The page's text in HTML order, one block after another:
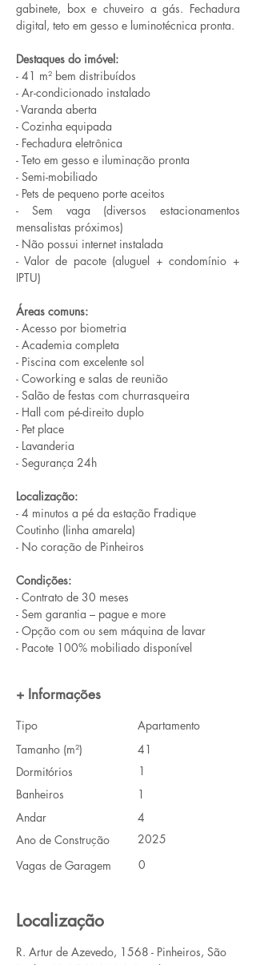
gabinete, box e chuveiro a gás. Fechadura
digital, teto em gesso e luminotécnica pronta.
Destaques do imóvel:
- 41 m² bem distribuídos
- Ar-condicionado instalado
- Varanda aberta
- Cozinha equipada
- Fechadura eletrônica
- Teto em gesso e iluminação pronta
- Semi-mobiliado
- Pets de pequeno porte aceitos
- Sem vaga (diversos estacionamentos
mensalistas próximos)
- Não possui internet instalada
- Valor de pacote (aluguel + condomínio +
IPTU)
Áreas comuns:
- Acesso por biometria
- Academia completa
- Piscina com excelente sol
- Coworking e salas de reunião
- Salão de festas com churrasqueira
- Hall com pé-direito duplo
- Pet place
- Lavanderia
- Segurança 24h
Localização:
- 4 minutos a pé da estação Fradique
Coutinho (linha amarela)
- No coração de Pinheiros
Condições:
- Contrato de 30 meses
- Sem garantia – pague e more
- Opção com ou sem máquina de lavar
- Pacote 100% mobiliado disponível
+ Informações
Tipo
Apartamento
Tamanho (m²)
41
Dormitórios
1
Banheiros
1
Andar
4
Ano de Construção
2025
Vagas de Garagem
0
Localização
R. Artur de Azevedo, 1568 - Pinheiros, São